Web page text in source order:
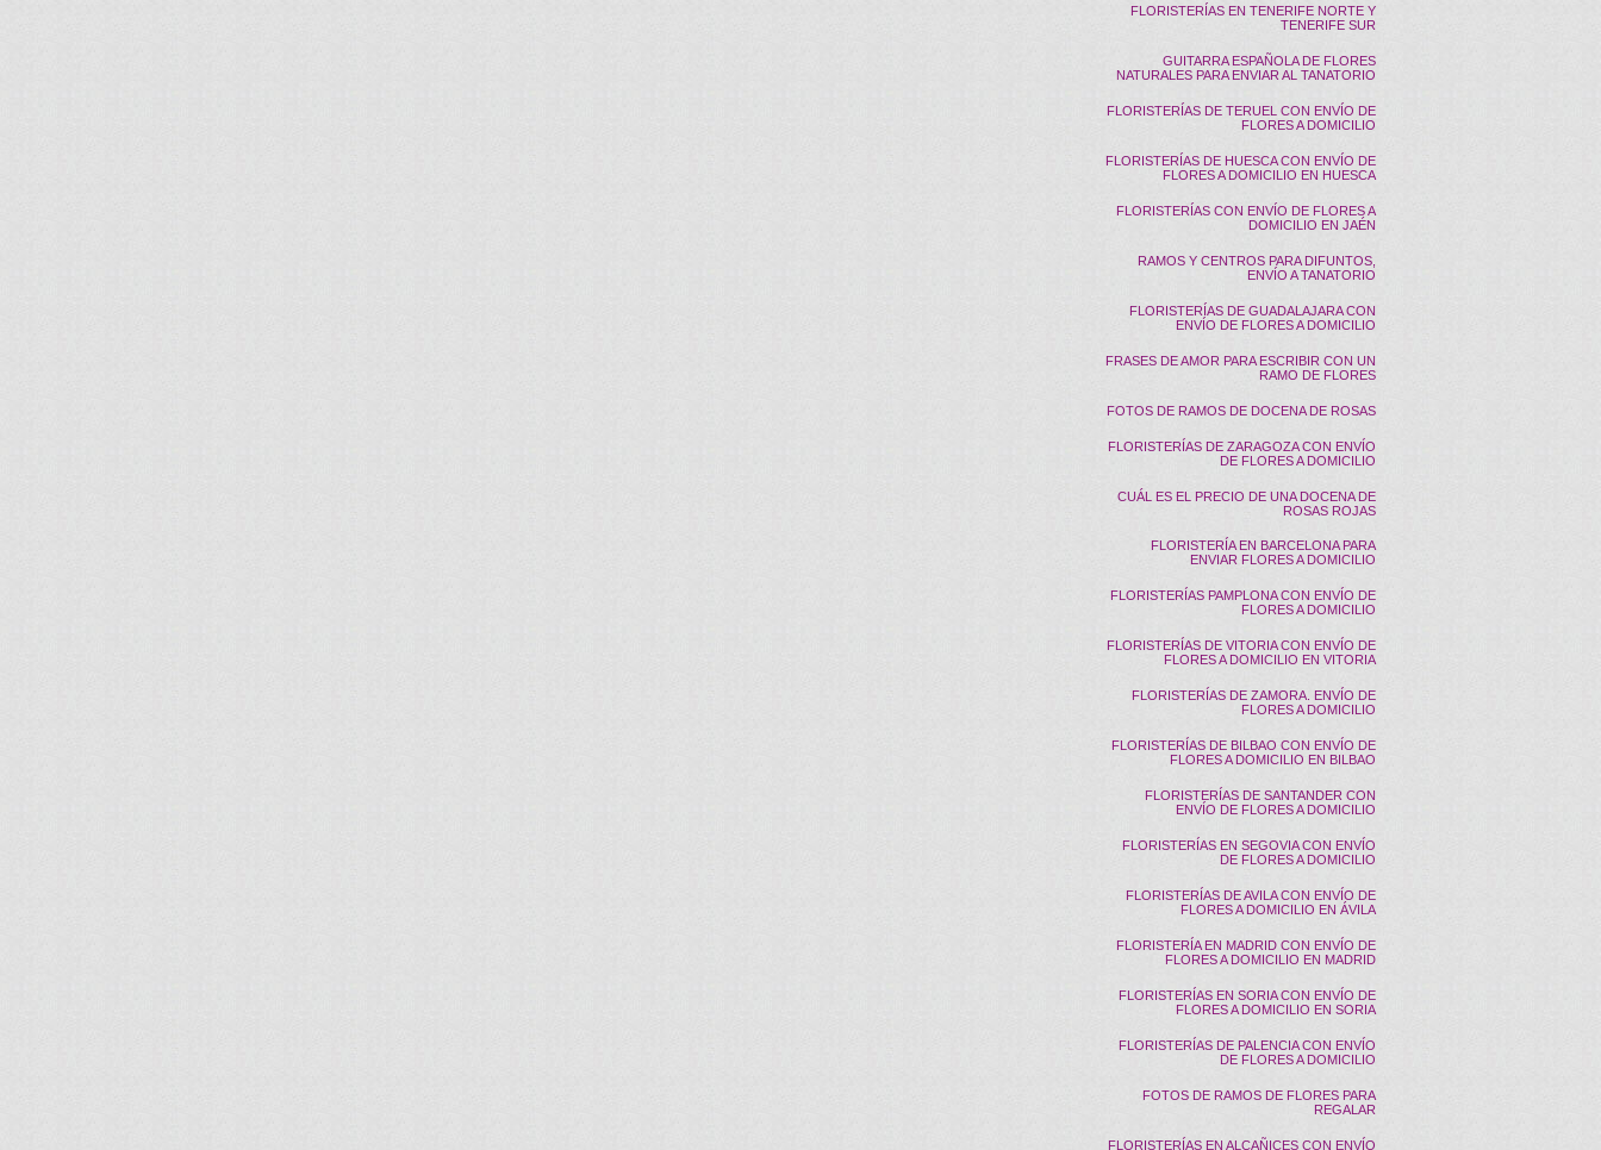
FLORISTERÍAS EN TENERIFE NORTE Y
TENERIFE SUR
GUITARRA ESPAÑOLA DE FLORES
NATURALES PARA ENVIAR AL TANATORIO
FLORISTERÍAS DE TERUEL CON ENVÍO DE
FLORES A DOMICILIO
FLORISTERÍAS DE HUESCA CON ENVÍO DE
FLORES A DOMICILIO EN HUESCA
FLORISTERÍAS CON ENVÍO DE FLORES A
DOMICILIO EN JAÉN
RAMOS Y CENTROS PARA DIFUNTOS,
ENVÍO A TANATORIO
FLORISTERÍAS DE GUADALAJARA CON
ENVÍO DE FLORES A DOMICILIO
FRASES DE AMOR PARA ESCRIBIR CON UN
RAMO DE FLORES
FOTOS DE RAMOS DE DOCENA DE ROSAS
FLORISTERÍAS DE ZARAGOZA CON ENVÍO
DE FLORES A DOMICILIO
CUÁL ES EL PRECIO DE UNA DOCENA DE
ROSAS ROJAS
FLORISTERÍA EN BARCELONA PARA
ENVIAR FLORES A DOMICILIO
FLORISTERÍAS PAMPLONA CON ENVÍO DE
FLORES A DOMICILIO
FLORISTERÍAS DE VITORIA CON ENVÍO DE
FLORES A DOMICILIO EN VITORIA
FLORISTERÍAS DE ZAMORA. ENVÍO DE
FLORES A DOMICILIO
FLORISTERÍAS DE BILBAO CON ENVÍO DE
FLORES A DOMICILIO EN BILBAO
FLORISTERÍAS DE SANTANDER CON
ENVÍO DE FLORES A DOMICILIO
FLORISTERÍAS EN SEGOVIA CON ENVÍO
DE FLORES A DOMICILIO
FLORISTERÍAS DE AVILA CON ENVÍO DE
FLORES A DOMICILIO EN ÁVILA
FLORISTERÍA EN MADRID CON ENVÍO DE
FLORES A DOMICILIO EN MADRID
FLORISTERÍAS EN SORIA CON ENVÍO DE
FLORES A DOMICILIO EN SORIA
FLORISTERÍAS DE PALENCIA CON ENVÍO
DE FLORES A DOMICILIO
FOTOS DE RAMOS DE FLORES PARA
REGALAR
FLORISTERÍAS EN ALCAÑICES CON ENVÍO